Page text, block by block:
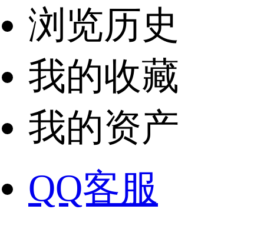
浏览历史
我的收藏
我的资产
QQ客服